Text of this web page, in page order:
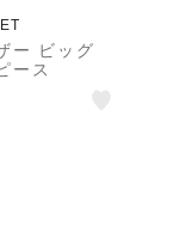
ー ビッグ
ース